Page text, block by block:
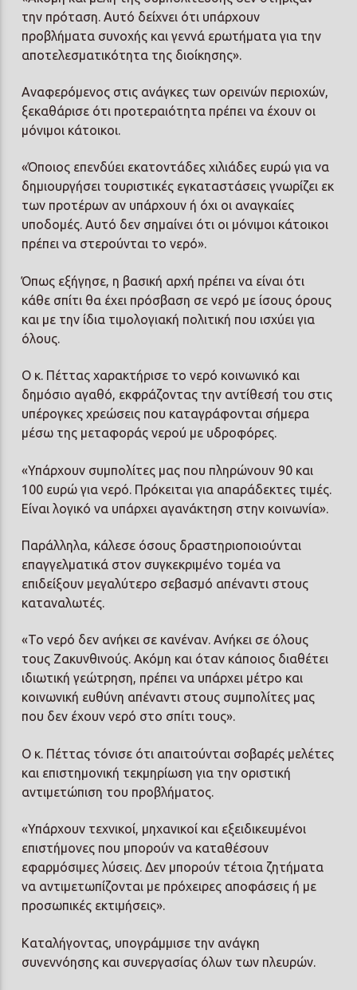
την πρόταση. Αυτό δείχνει ότι υπάρχουν
προβλήματα συνοχής και γεννά ερωτήματα για την
αποτελεσματικότητα της διοίκησης».
Αναφερόμενος στις ανάγκες των ορεινών περιοχών,
ξεκαθάρισε ότι προτεραιότητα πρέπει να έχουν οι
μόνιμοι κάτοικοι.
«Όποιος επενδύει εκατοντάδες χιλιάδες ευρώ για να
δημιουργήσει τουριστικές εγκαταστάσεις γνωρίζει εκ
των προτέρων αν υπάρχουν ή όχι οι αναγκαίες
υποδομές. Αυτό δεν σημαίνει ότι οι μόνιμοι κάτοικοι
πρέπει να στερούνται το νερό».
Όπως εξήγησε, η βασική αρχή πρέπει να είναι ότι
κάθε σπίτι θα έχει πρόσβαση σε νερό με ίσους όρους
και με την ίδια τιμολογιακή πολιτική που ισχύει για
όλους.
Ο κ. Πέττας χαρακτήρισε το νερό κοινωνικό και
δημόσιο αγαθό, εκφράζοντας την αντίθεσή του στις
υπέρογκες χρεώσεις που καταγράφονται σήμερα
μέσω της μεταφοράς νερού με υδροφόρες.
«Υπάρχουν συμπολίτες μας που πληρώνουν 90 και
100 ευρώ για νερό. Πρόκειται για απαράδεκτες τιμές.
Είναι λογικό να υπάρχει αγανάκτηση στην κοινωνία».
Παράλληλα, κάλεσε όσους δραστηριοποιούνται
επαγγελματικά στον συγκεκριμένο τομέα να
επιδείξουν μεγαλύτερο σεβασμό απέναντι στους
καταναλωτές.
«Το νερό δεν ανήκει σε κανέναν. Ανήκει σε όλους
τους Ζακυνθινούς. Ακόμη και όταν κάποιος διαθέτει
ιδιωτική γεώτρηση, πρέπει να υπάρχει μέτρο και
κοινωνική ευθύνη απέναντι στους συμπολίτες μας
που δεν έχουν νερό στο σπίτι τους».
Ο κ. Πέττας τόνισε ότι απαιτούνται σοβαρές μελέτες
και επιστημονική τεκμηρίωση για την οριστική
αντιμετώπιση του προβλήματος.
«Υπάρχουν τεχνικοί, μηχανικοί και εξειδικευμένοι
επιστήμονες που μπορούν να καταθέσουν
εφαρμόσιμες λύσεις. Δεν μπορούν τέτοια ζητήματα
να αντιμετωπίζονται με πρόχειρες αποφάσεις ή με
προσωπικές εκτιμήσεις».
Καταλήγοντας, υπογράμμισε την ανάγκη
συνεννόησης και συνεργασίας όλων των πλευρών.